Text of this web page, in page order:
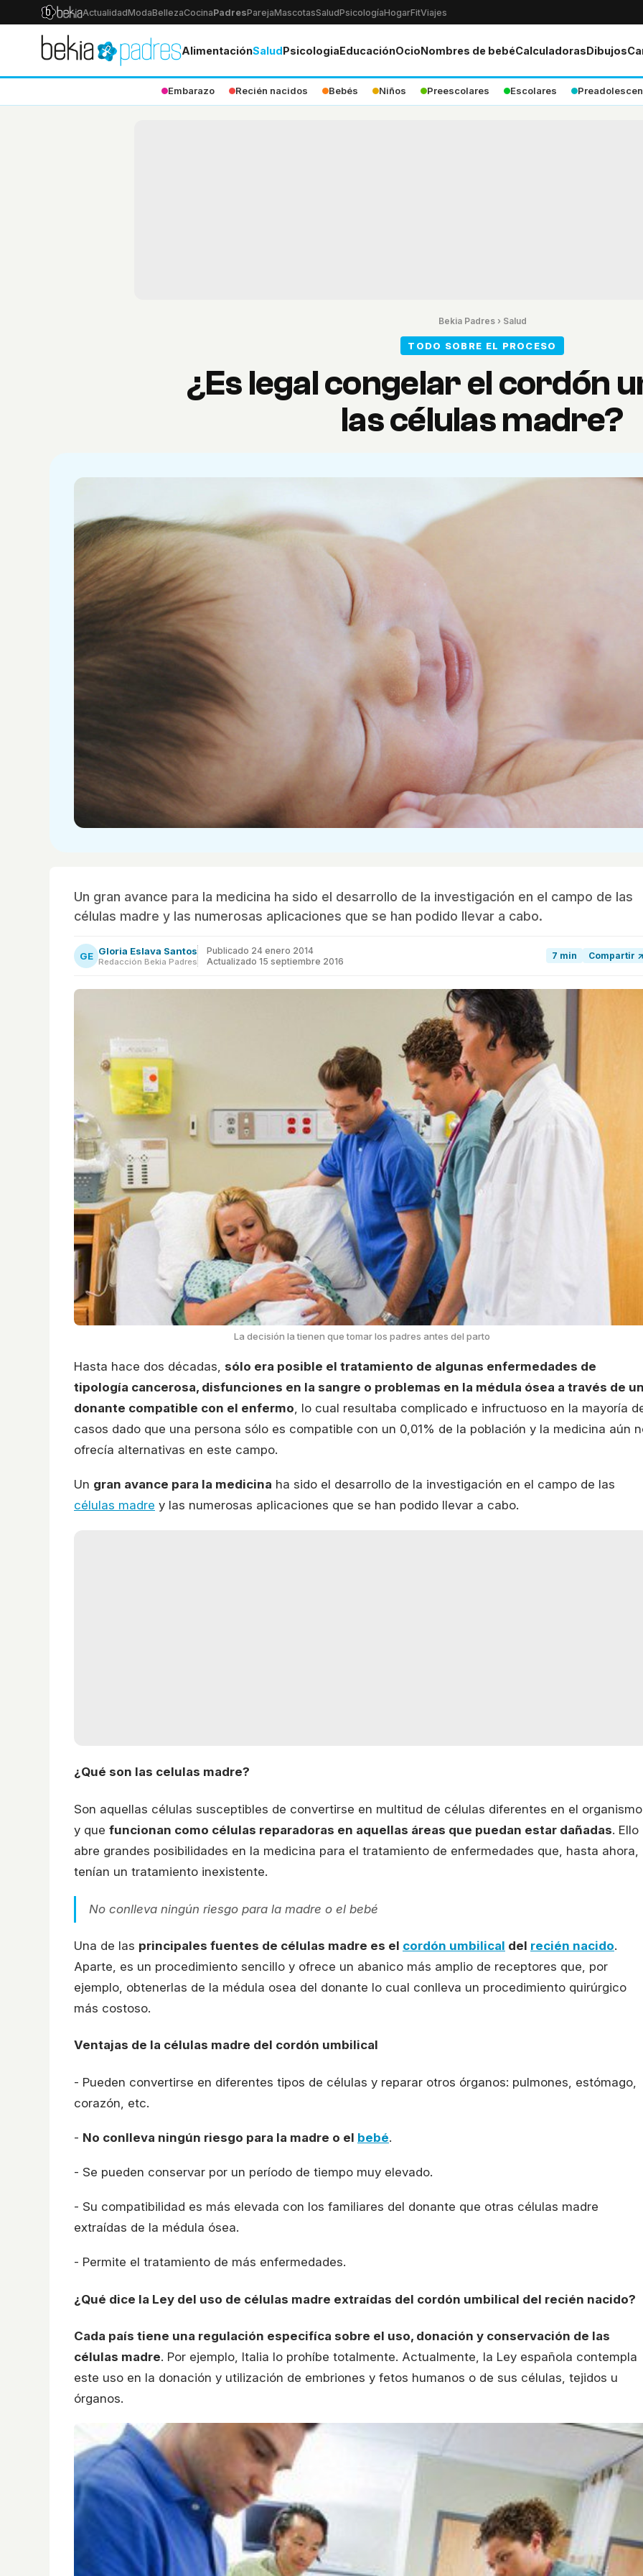
ActualidadModaBellezaCocinaPadresParejaMascotasSaludPsicologíaHogarFitViajes
AlimentaciónSaludPsicologiaEducaciónOcioNombres de bebéCalculadorasDibujos
Embarazo Recién nacidos Bebés Niños Preescolares Escolares
Bekia Padres› Salud
TODO SOBRE EL PROCESO
¿Es legal congelar el cordón
las células madre?
Un gran avance para la medicina ha sido el desarrollo de la investigación en el campo de las
células madre y las numerosas aplicaciones que se han podido llevar a cabo.
GE Gloria Eslava Santos
Redacción Bekia Padres
Publicado 24 enero 2014
Actualizado 15 septiembre 2016
7 min Compartir ↗
La decisión la tienen que tomar los padres antes del parto
Hasta hace dos décadas, sólo era posible el tratamiento de algunas enfermedades de
tipología cancerosa, disfunciones en la sangre o problemas en la médula ósea a través de
donante compatible con el enfermo , lo cual resultaba complicado e infructuoso en la mayoría
casos dado que una persona sólo es compatible con un 0,01% de la población y la medicina aún
ofrecía alternativas en este campo.
Un gran avance para la medicina ha sido el desarrollo de la investigación en el campo de las
células madre y las numerosas aplicaciones que se han podido llevar a cabo.
¿Qué son las celulas madre?
Son aquellas células susceptibles de convertirse en multitud de células diferentes en el organismo
y que funcionan como células reparadoras en aquellas áreas que puedan estar dañadas. Ello
abre grandes posibilidades en la medicina para el tratamiento de enfermedades que, hasta ahora,
tenían un tratamiento inexistente.
No conlleva ningún riesgo para la madre o el bebé
Una de las principales fuentes de células madre es el cordón umbilical del recién nacido.
Aparte, es un procedimiento sencillo y ofrece un abanico más amplio de receptores que, por
ejemplo, obtenerlas de la médula osea del donante lo cual conlleva un procedimiento quirúrgico
más costoso.
Ventajas de la células madre del cordón umbilical
- Pueden convertirse en diferentes tipos de células y reparar otros órganos: pulmones, estómago,
corazón, etc.
- No conlleva ningún riesgo para la madre o el bebé.
- Se pueden conservar por un período de tiempo muy elevado.
- Su compatibilidad es más elevada con los familiares del donante que otras células madre
extraídas de la médula ósea.
- Permite el tratamiento de más enfermedades.
¿Qué dice la Ley del uso de células madre extraídas del cordón umbilical del recién nacido?
Cada país tiene una regulación especifíca sobre el uso, donación y conservación de las
células madre. Por ejemplo, Italia lo prohíbe totalmente. Actualmente, la Ley española contempla
este uso en la donación y utilización de embriones y fetos humanos o de sus células, tejidos u
órganos.